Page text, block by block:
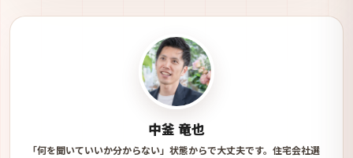
中釜 竜也
「何を聞いていいか分からない」状態からで大丈夫です。住宅会社選